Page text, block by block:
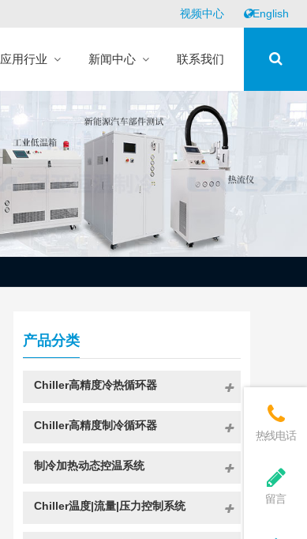
视频中心 English
应用行业 新闻中心 联系我们
产品分类
Chiller高精度冷热循环器
Chiller高精度制冷循环器
制冷加热动态控温系统
Chiller温度|流量|压力控制系统
热线电话
留言